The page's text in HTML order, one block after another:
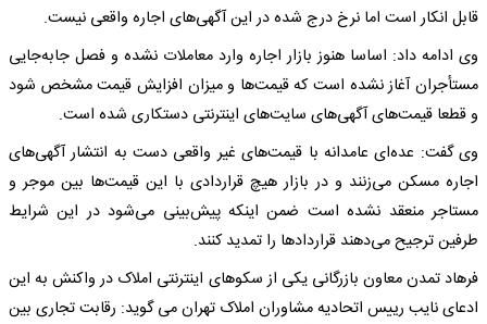
قابل انکار است اما نرخ درج شده در این آگهی‌های اجاره واقعی نیست.
وی ادامه داد: اساسا هنوز بازار اجاره وارد معاملات نشده و فصل جابه‌جایی
مستأجران آغاز نشده است که قیمت‌ها و میزان افزایش قیمت مشخص شود
و قطعا قیمت‌های آگهی‌های سایت‌های اینترنتی دستکاری شده است.
وی گفت: عده‌ای عامدانه با قیمت‌های غیر واقعی دست به انتشار آگهی‌های
اجاره مسکن می‌زنند و در بازار هیچ قراردادی با این قیمت‌ها بین موجر و
مستاجر منعقد نشده است ضمن اینکه پیش‌بینی می‌شود در این شرایط
طرفین ترجیح می‌دهند قراردادها را تمدید کنند.
فرهاد تمدن معاون بازرگانی یکی از سکوهای اینترنتی املاک در واکنش به این
ادعای نایب رییس اتحادیه مشاوران املاک تهران می گوید: رقابت تجاری بین